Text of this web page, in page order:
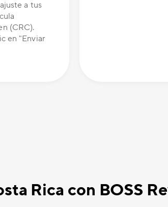
a tus
(CRC).
en "Enviar
Rica con BOSS